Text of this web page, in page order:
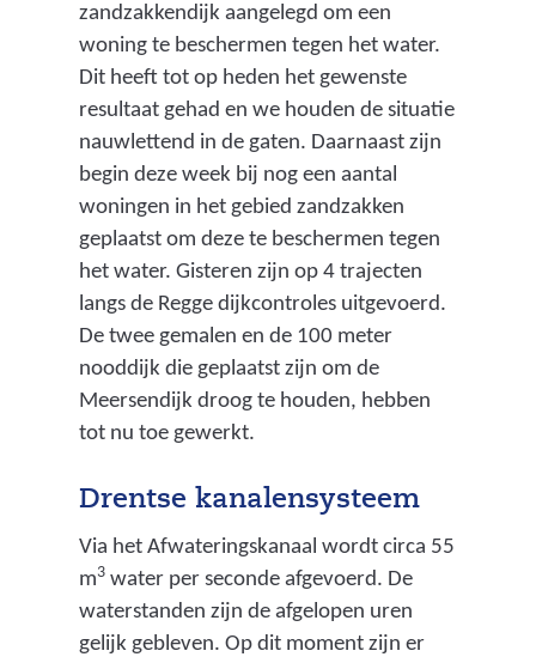
zandzakkendijk aangelegd om een
woning te beschermen tegen het water.
Dit heeft tot op heden het gewenste
resultaat gehad en we houden de situatie
nauwlettend in de gaten. Daarnaast zijn
begin deze week bij nog een aantal
woningen in het gebied zandzakken
geplaatst om deze te beschermen tegen
het water. Gisteren zijn op 4 trajecten
langs de Regge dijkcontroles uitgevoerd.
De twee gemalen en de 100 meter
nooddijk die geplaatst zijn om de
Meersendijk droog te houden, hebben
tot nu toe gewerkt.
Drentse kanalensysteem
Via het Afwateringskanaal wordt circa 55
m3water per seconde afgevoerd. De
waterstanden zijn de afgelopen uren
gelijk gebleven. Op dit moment zijn er